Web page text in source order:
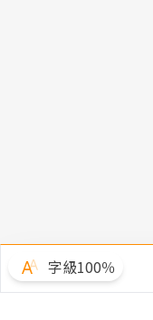
字級100％